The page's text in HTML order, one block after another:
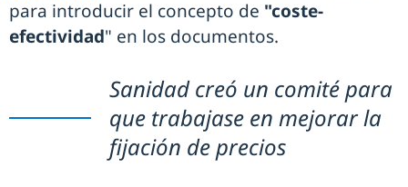
para introducir el concepto de "coste-
efectividad" en los documentos.
Sanidad creó un comité para
que trabajase en mejorar la
fijación de precios